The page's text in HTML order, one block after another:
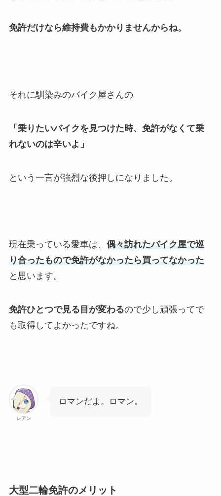
免許だけなら維持費もかかりませんからね。
それに馴染みのバイク屋さんの
「乗りたいバイクを見つけた時、免許がなくて乗
れないのは辛いよ」
という一言が強烈な後押しになりました。
現在乗っている愛車は、 偶々訪れたバイク屋で巡
り合ったもので免許がなかったら買ってなかった
と思います。
免許ひとつで見る目が変わるので少し頑張ってで
も取得してよかったですね。
レアン
ロマンだよ。ロマン。
大型二輪免許のメリット